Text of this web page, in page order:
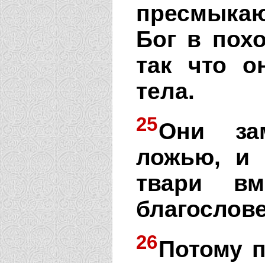
Бог в
так что
тела.
25Они
ложью, и
твари
26Потому